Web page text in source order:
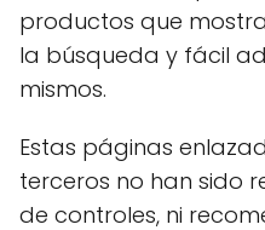
productos que
la búsqueda y fácil
mismos.
Estas páginas
terceros no han sido
de controles, ni